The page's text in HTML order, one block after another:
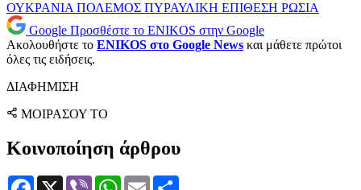
ΟΥΚΡΑΝΙΑ ΠΟΛΕΜΟΣ ΠΥΡΑΥΛΙΚΗ ΕΠΙΘΕΣΗ ΡΩΣΙΑ
Google Προσθέστε το ENIKOS στην Google
Ακολουθήστε το ENIKOS στο Google News και μάθετε πρώτοι
όλες τις ειδήσεις.
ΔΙΑΦΗΜΙΣΗ
ΜΟΙΡΑΣΟΥ ΤΟ
Κοινοποίηση άρθρου
Facebook
X Viber WhatsApp
Email